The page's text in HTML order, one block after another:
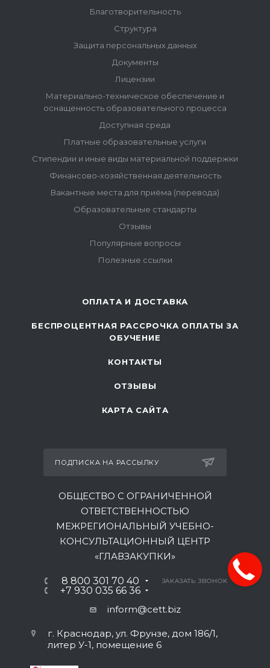
Благотворительность
Структура
Защита персональных данных
Документы
Лицензии
Материально-техническое обеспечение и
оснащенность образовательного процесса
Доступная среда
Платные образовательные услуги
Стипендии и иные виды материальной поддержки
Финансово-хозяйственная деятельность
Вакантные места для приёма (перевода)
Образовательные стандарты
Отзывы
Популярные вопросы
Полезные ссылки
ОПЛАТА И ДОСТАВКА
БЕСПРОЦЕНТНАЯ РАССРОЧКА ОПЛАТЫ ЗА
ОБУЧЕНИЕ
КОНТАКТЫ
ОТЗЫВЫ
КАРТА САЙТА
ПОДПИСКА НА РАССЫЛКУ
ОБЩЕСТВО С ОГРАНИЧЕННОЙ
ОТВЕТСТВЕННОСТЬЮ
МЕЖРЕГИОНАЛЬНЫЙ УЧЕБНО-
КОНСУЛЬТАЦИОННЫЙ ЦЕНТР
«ГЛАВЗАКУПКИ»
8 800 301 70 40
+7 930 035 66 36
ЗАКАЗАТЬ ЗВОНОК
inform@cett.biz
г. Краснодар, ул. Фрунзе, дом 186/1,
литер У-1, помещение 6